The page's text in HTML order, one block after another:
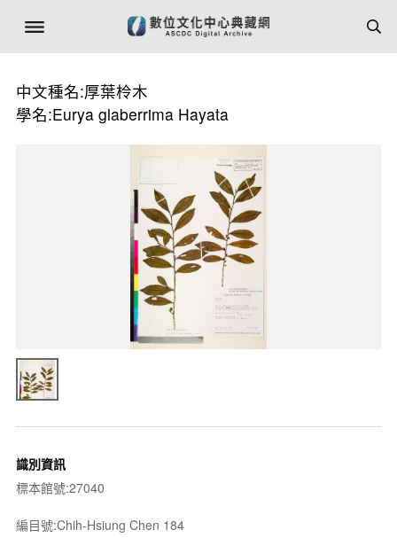
中文種名:厚葉柃木
學名:Eurya glaberrima Hayata
識別資訊
標本館號:27040
編目號:Chih-Hsiung Chen 184